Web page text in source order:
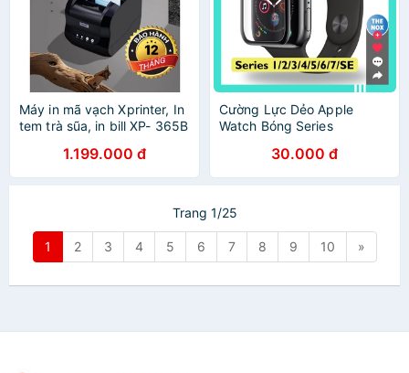
Máy in mã vạch Xprinter, In
tem trà sũa, in bill XP- 365B
1.199.000 đ
Cường Lực Dẻo Apple
Watch Bóng Series
38/40/42/44/41/45MM
[The Nox]
30.000 đ
Trang 1/25
1 2 3 4 5 6 7 8 9 10 »